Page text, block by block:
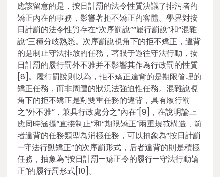
應該留意的是，按日計罰的法令性質決議了排污者的
矯正內在的事務，影響著拒不矯正的客體。學界對按
日計罰的法令性質存在“次序罰說”“履行罰說”和“混雜
說”三種分歧熟悉。次序罰說視角下的拒不矯正，違背
的是制止守法排放的任務，著眼于過往守法行動，按
日計罰的履行罰外不雅并不影響其作為行政罰的性質
[8]。履行罰說則以為，拒不矯正違背的是期限管理的
矯正任務，而非周遭的狀況法強迫性任務。混雜說視
角下的拒不矯正是對雙重任務的違背，具有履行罰
之“外不雅”，兼具行政處分之“內在”[9]，在說明論上
應同時涵攝“直接制止”和“期限矯正”兩重規范構造，前
者違背的任務類型為消極任務，可以抽象為“按日計罰
—守法行動矯正”的次序罰形式，后者違背的則是積極
任務，抽象為“按日計罰—矯正令的履行—守法行動矯
正”的履行罰形式[10]。